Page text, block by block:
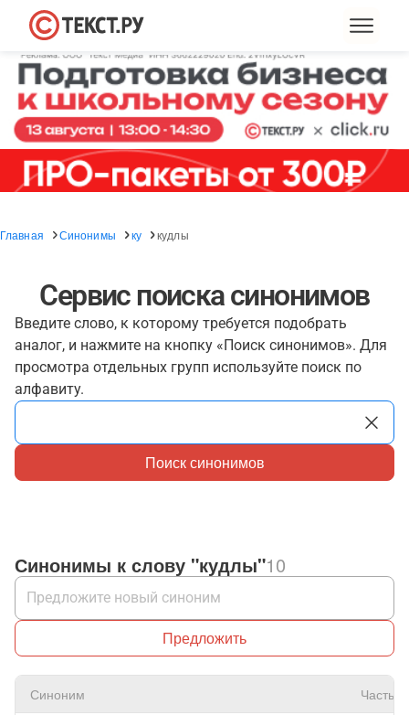
Главная Синонимы ку кудлы
Сервис поиска синонимов
Введите слово, к которому требуется подобрать
аналог, и нажмите на кнопку «Поиск синонимов». Для
просмотра отдельных групп используйте поиск по
алфавиту.
Поиск синонимов
Синонимы к слову "кудлы"10
Предложить
Синоним Часть